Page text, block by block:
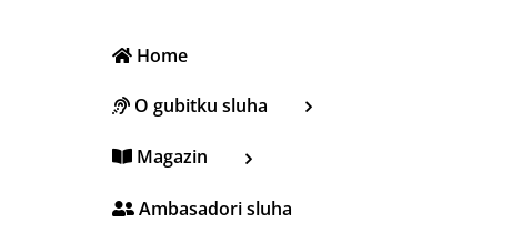
Home
O gubitku sluha
Magazin
Ambasadori sluha